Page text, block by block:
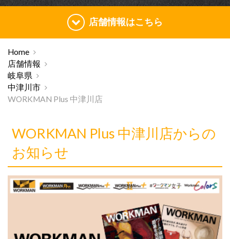
店舗情報はこちら
Home
店舗情報
岐阜県
中津川市
WORKMAN Plus 中津川店
WORKMAN Plus 中津川店からの
お知らせ